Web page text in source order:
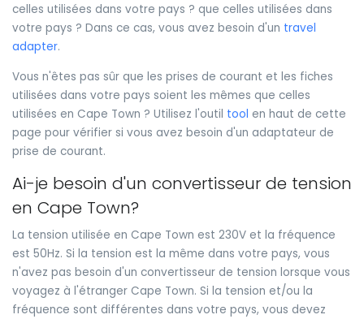
celles utilisées dans votre pays ? que celles utilisées dans
votre pays ? Dans ce cas, vous avez besoin d'un travel
adapter.
Vous n'êtes pas sûr que les prises de courant et les fiches
utilisées dans votre pays soient les mêmes que celles
utilisées en Cape Town ? Utilisez l'outil tool en haut de cette
page pour vérifier si vous avez besoin d'un adaptateur de
prise de courant.
Ai-je besoin d'un convertisseur de tension
en Cape Town?
La tension utilisée en Cape Town est 230V et la fréquence
est 50Hz. Si la tension est la même dans votre pays, vous
n'avez pas besoin d'un convertisseur de tension lorsque vous
voyagez à l'étranger Cape Town. Si la tension et/ou la
fréquence sont différentes dans votre pays, vous devez